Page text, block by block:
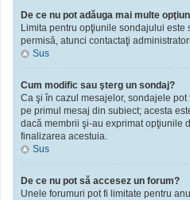
De ce nu pot adăuga mai multe
Limita pentru opţiunile sondajului
permisă, atunci contactaţi
Sus
Cum modific sau şterg un sondaj?
Ca şi în cazul mesajelor, sondajele
pe primul mesaj din subiect; acesta
dacă membrii şi-au exprimat opţiunile
finalizarea acestuia.
Sus
De ce nu pot să accesez un forum?
Unele forumuri pot fi limitate pentru